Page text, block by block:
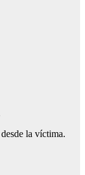
la víctima.